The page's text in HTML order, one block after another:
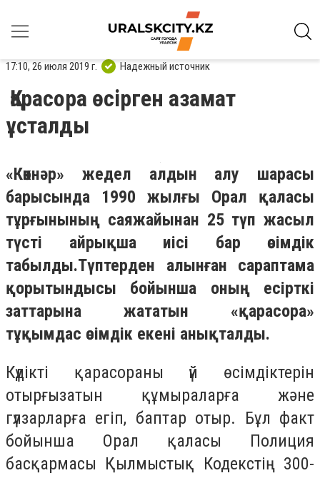
17:10, 26 июля 2019 г. Надежный источник
Қарасора өсірген азамат
ұсталды
«Көкнәр» жедел алдын алу шарасы
барысында 1990 жылғы Орал қаласы
тұрғынының саяжайынан 25 түп жасыл
түсті айрықша иісі бар өсімдік
табылды.Түптерден алынған сараптама
қорытындысы бойынша оның есірткі
заттарына жататын «қарасора»
тұқымдас өсімдік екені анықталды.
Күдікті қарасораны үй өсімдіктерін
отырғызатын құмыраларға және
гүлзарларға егіп, баптар отыр. Бұл факт
бойынша Орал қаласы Полиция
басқармасы Қылмыстық Кодекстің 300-